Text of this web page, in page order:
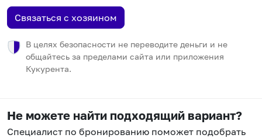
Связаться с хозяином
В целях безопасности не переводите деньги и не
общайтесь за пределами сайта или приложения
Кукурента.
Не можете найти подходящий вариант?
Специалист по бронированию поможет подобрать